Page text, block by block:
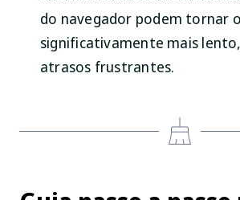
do navegador podem tornar
significativamente mais
atrasos frustrantes.